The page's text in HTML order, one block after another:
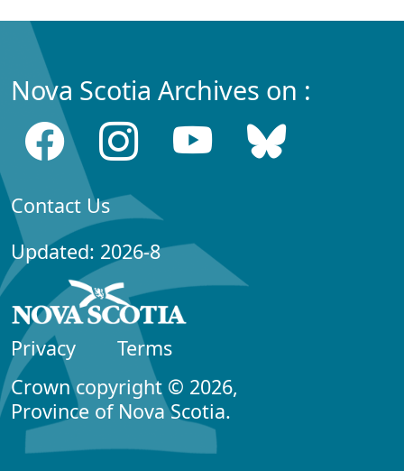
Nova Scotia Archives on :
Contact Us
Updated: 2026-8
Privacy
Terms
Crown copyright © 2026,
Province of Nova Scotia.